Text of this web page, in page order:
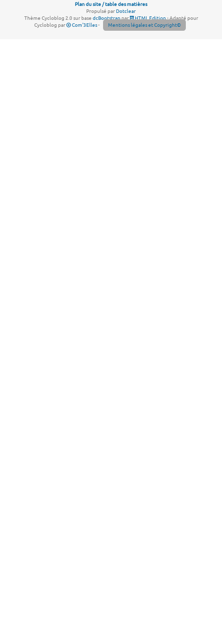
Plan du site / table des matières
Propulsé parDotclear
Thème Cycloblog 2.0 sur base dcBootstrappar HTML Edition- Adapté pour
Cycloblog par
Com'3Elles- Mentions légales et Copyright©